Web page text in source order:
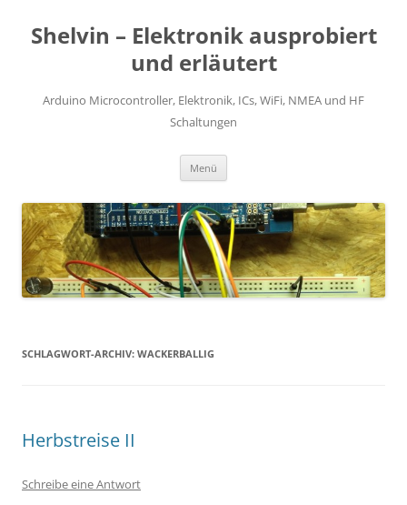
springen
Shelvin – Elektronik ausprobiert
und erläutert
Arduino Microcontroller, Elektronik, ICs, WiFi, NMEA und HF
Schaltungen
Menü
SCHLAGWORT-ARCHIV: WACKERBALLIG
Herbstreise II
Schreibe eine Antwort